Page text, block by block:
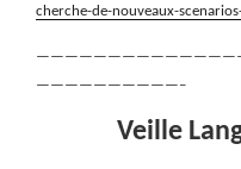
cherche-de-nouveaux-
——————————–
Veille